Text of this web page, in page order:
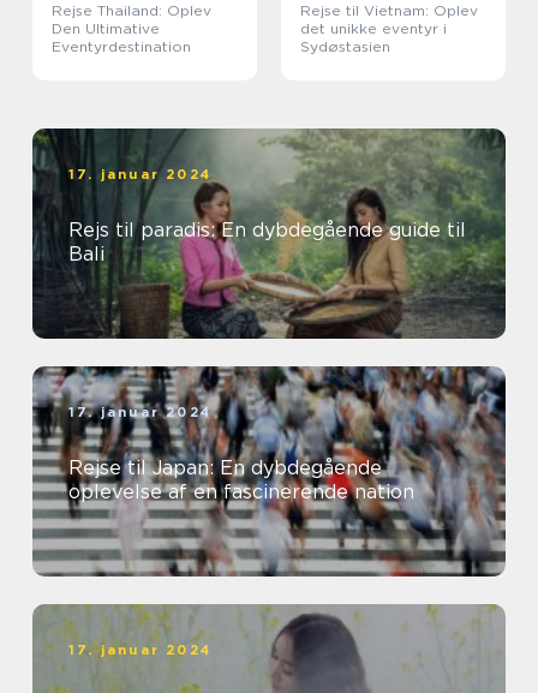
Rejse Thailand: Oplev
Den Ultimative
Eventyrdestination
Rejse til Vietnam: Oplev
det unikke eventyr i
Sydøstasien
17. januar 2024
Rejs til paradis: En dybdegående guide til
Bali
17. januar 2024
Rejse til Japan: En dybdegående
oplevelse af en fascinerende nation
17. januar 2024